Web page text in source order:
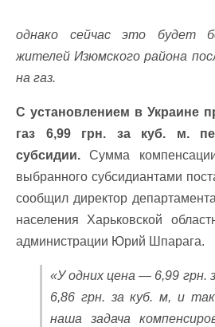
однако сейчас это будет
жителей Изюмского района
на газ.
С установлением в Украине
газ 6,99 грн. за куб. м.
субсидии. Сумма
выбранного субсидиантами
сообщил директор
населения Харьковской
администрации Юрий Шпарага.
«У одних цена — 6,99 грн.
6,86 грн. за куб. м, и
наша задача